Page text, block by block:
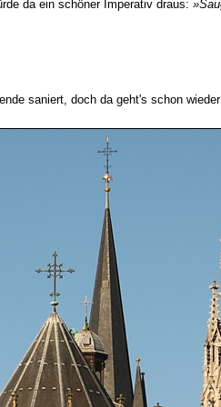
da ein schöner Imperativ draus:
saniert, doch da geht's schon